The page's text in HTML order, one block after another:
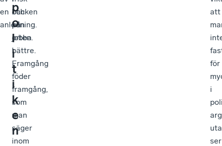
en
anledning.
backen
på
orten.
och
kan
jobba
bättre.
Framgång
föder
framgång,
som
man
säger
inom
p
o
l
i
t
i
k
e
n
att
för
i
ser